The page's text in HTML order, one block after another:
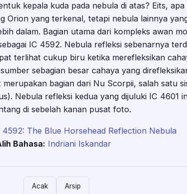
kepala kuda pada nebula di atas? Eits,
Orion yang terkenal, tetapi nebula lainnya
dalam. Bagian utama dari kompleks awan
IC 4592. Nebula refleksi sebenarnya
terlihat cukup biru ketika merefleksikan
sebagian besar cahaya yang
bagian dari Nu Scorpii, salah satu
Nebula refleksi kedua yang dijuluki IC 4601
di sebelah kanan pusat foto.
4592: The Blue Horsehead Reflection Nebula
Bahasa: Indriani Iskandar
Acak Arsip